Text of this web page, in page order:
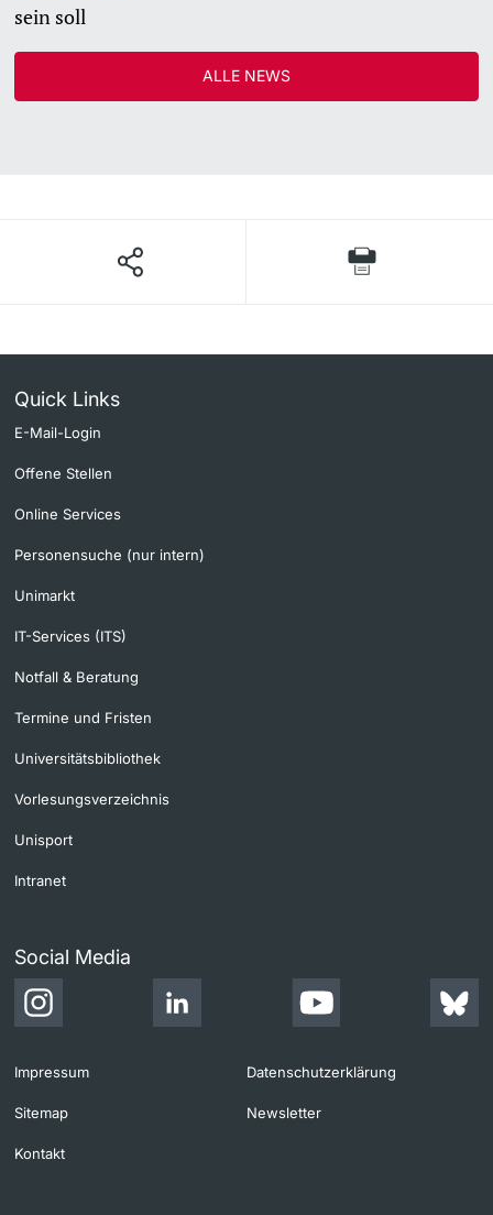
sein soll
ALLE NEWS
Quick Links
E-Mail-Login
Offene Stellen
Online Services
Personensuche (nur intern)
Unimarkt
IT-Services (ITS)
Notfall & Beratung
Termine und Fristen
Universitätsbibliothek
Vorlesungsverzeichnis
Unisport
Intranet
Social Media
Impressum Datenschutzerklärung
Sitemap Newsletter
Kontakt